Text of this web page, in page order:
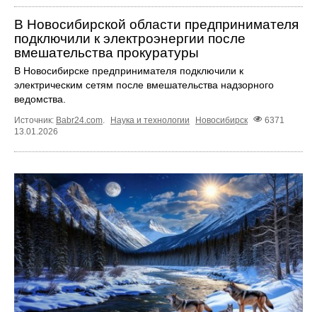
В Новосибирской области предпринимателя
подключили к электроэнергии после
вмешательства прокуратуры
В Новосибирске предпринимателя подключили к
электрическим сетям после вмешательства надзорного
ведомства.
Источник: Babr24.com Наука и технологии Новосибирск
6371
13.01.2026